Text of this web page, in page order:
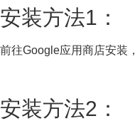
安装方法1：
前往Google应用商店安装，
安装方法2：